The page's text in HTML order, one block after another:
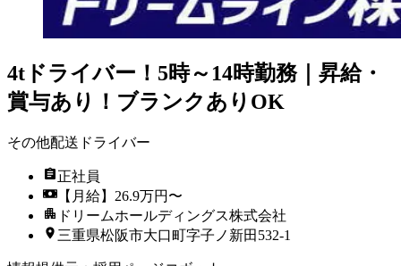
4tドライバー！5時～14時勤務｜昇給・
賞与あり！ブランクありOK
その他配送ドライバー
正社員
【月給】26.9万円〜
ドリームホールディングス株式会社
三重県松阪市大口町字子ノ新田532-1